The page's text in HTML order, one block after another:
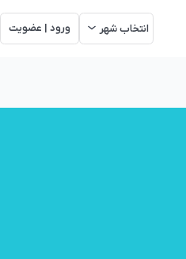
انتخاب شهر ورود | عضویت